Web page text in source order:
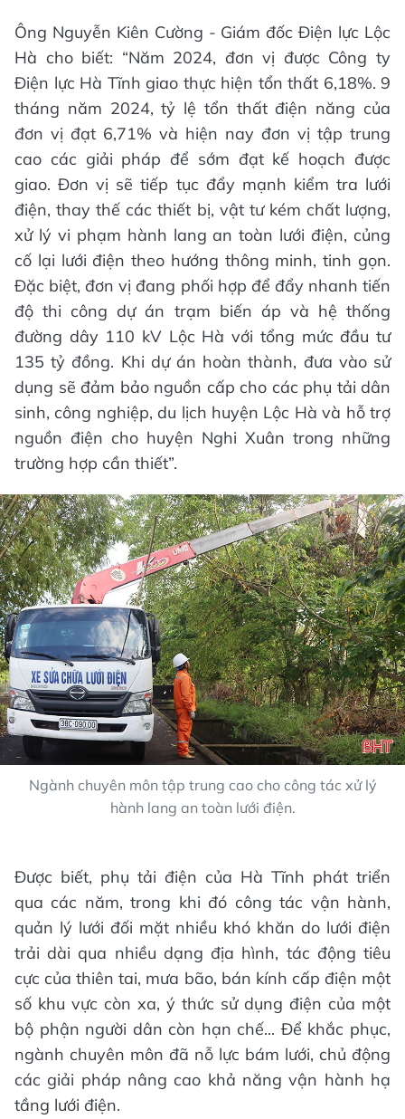
Ông Nguyễn Kiên Cường - Giám đốc Điện lực Lộc
Hà cho biết: “Năm 2024, đơn vị được Công ty
Điện lực Hà Tĩnh giao thực hiện tổn thất 6,18%. 9
tháng năm 2024, tỷ lệ tổn thất điện năng của
đơn vị đạt 6,71% và hiện nay đơn vị tập trung
cao các giải pháp để sớm đạt kế hoạch được
giao. Đơn vị sẽ tiếp tục đẩy mạnh kiểm tra lưới
điện, thay thế các thiết bị, vật tư kém chất lượng,
xử lý vi phạm hành lang an toàn lưới điện, củng
cố lại lưới điện theo hướng thông minh, tinh gọn.
Đặc biệt, đơn vị đang phối hợp để đẩy nhanh tiến
độ thi công dự án trạm biến áp và hệ thống
đường dây 110 kV Lộc Hà với tổng mức đầu tư
135 tỷ đồng. Khi dự án hoàn thành, đưa vào sử
dụng sẽ đảm bảo nguồn cấp cho các phụ tải dân
sinh, công nghiệp, du lịch huyện Lộc Hà và hỗ trợ
nguồn điện cho huyện Nghi Xuân trong những
trường hợp cần thiết”.
Ngành chuyên môn tập trung cao cho công tác xử lý
hành lang an toàn lưới điện.
Được biết, phụ tải điện của Hà Tĩnh phát triển
qua các năm, trong khi đó công tác vận hành,
quản lý lưới đối mặt nhiều khó khăn do lưới điện
trải dài qua nhiều dạng địa hình, tác động tiêu
cực của thiên tai, mưa bão, bán kính cấp điện một
số khu vực còn xa, ý thức sử dụng điện của một
bộ phận người dân còn hạn chế... Để khắc phục,
ngành chuyên môn đã nỗ lực bám lưới, chủ động
các giải pháp nâng cao khả năng vận hành hạ
tầng lưới điện.